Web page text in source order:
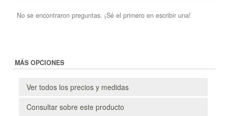
No se encontraron preguntas. ¡Sé el primero en escribir una!
MÁS OPCIONES
Ver todos los precios y medidas
Consultar sobre este producto